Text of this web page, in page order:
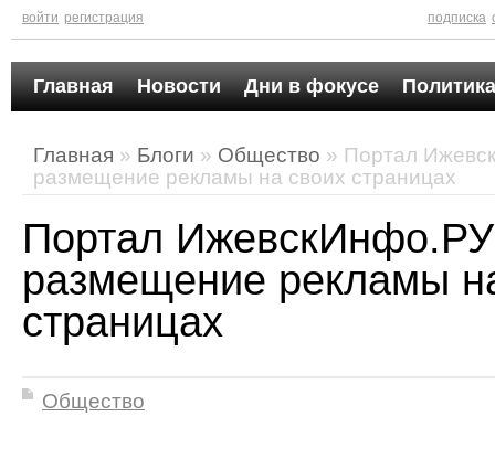
войти регистрация подписка
Главная Новости Дни в фокусе
Главная » Блоги » Общество » Портал
размещение рекламы на своих страницах
Портал ИжевскИнфо.РУ
размещение рекламы
страницах
Общество